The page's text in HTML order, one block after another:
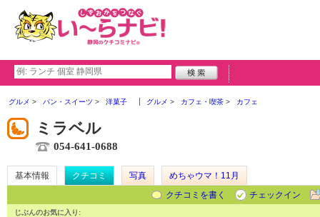
グルメ パン・スイーツ 洋菓子 グルメ カフェ・喫茶 カフェ
ミラベル
054-641-0688
基本情報 クチコミ 写真
めちゃウマ！11月
クチコミを書く
チェックイン
じぶんのお気に入り: